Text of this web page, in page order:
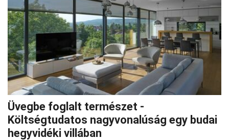
Üvegbe foglalt természet -
Költségtudatos nagyvonalúság egy budai
hegyvidéki villában